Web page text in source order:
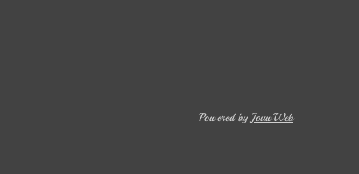
Powered by JouwWeb